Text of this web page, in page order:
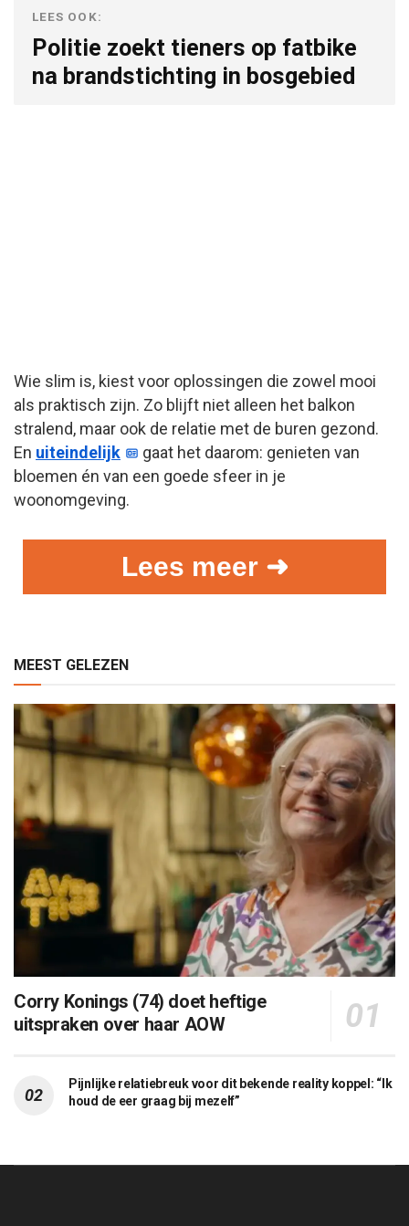
LEES OOK:
Politie zoekt tieners op fatbike
na brandstichting in bosgebied
Wie slim is, kiest voor oplossingen die zowel mooi
als praktisch zijn. Zo blijft niet alleen het balkon
stralend, maar ook de relatie met de buren gezond.
En uiteindelijk
gaat het daarom: genieten van
bloemen én van een goede sfeer in je
woonomgeving.
Lees meer ➜
MEEST GELEZEN
Corry Konings (74) doet heftige
uitspraken over haar AOW
Pijnlijke relatiebreuk voor dit bekende reality koppel: “Ik
houd de eer graag bij mezelf”